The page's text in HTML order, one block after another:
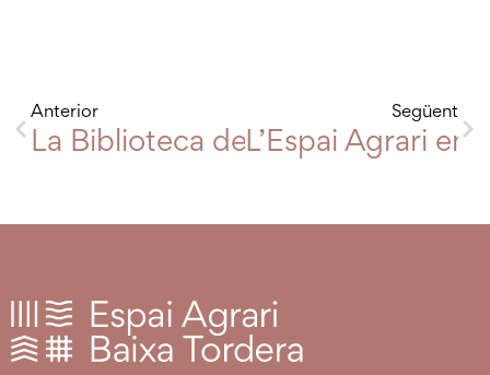
Anterior
La Biblioteca de Palafolls acull
Següent
L’Espai Agrari